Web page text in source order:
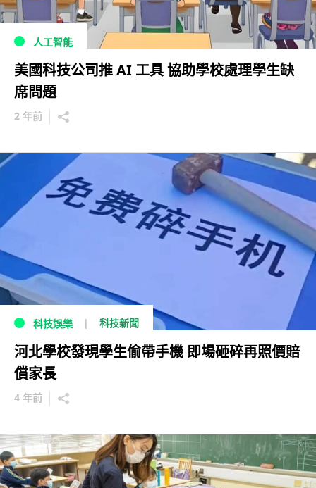
人工智能
美國科技公司推 AI 工具 協助學校處理學生缺
席問題
2 年前
科技娛樂 科技新聞
河北學校發現學生偷帶手機 即場砸碎再照價賠
償家長
4 年前